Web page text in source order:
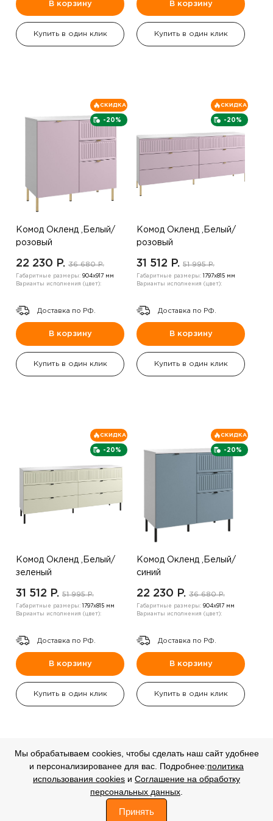
В корзину
Купить в один клик
В корзину
Купить в один клик
-20%
СКИДКА
Комод Окленд ,Белый/
розовый
22 230 P. 36 680 P.
Габаритные размеры: 904х917 мм
Варианты исполнения (цвет):
Доставка по РФ.
В корзину
Купить в один клик
-20%
СКИДКА
Комод Окленд ,Белый/
розовый
31 512 P. 51 995 P.
Габаритные размеры:
1797х815 мм
Варианты исполнения (цвет):
Доставка по РФ.
В корзину
Купить в один клик
-20%
СКИДКА
Комод Окленд ,Белый/
зеленый
31 512 P. 51 995 P.
Габаритные размеры:
1797х815 мм
Варианты исполнения (цвет):
Доставка по РФ.
В корзину
Купить в один клик
-20%
СКИДКА
Комод Окленд ,Белый/
синий
22 230 P. 36 680 P.
Габаритные размеры: 904х917 мм
Варианты исполнения (цвет):
Доставка по РФ.
В корзину
Купить в один клик
-20%
СКИДКА
-20%
СКИДКА
Мы обрабатываем cookies, чтобы сделать наш сайт удобнее
и персонализированее для вас. Подробнее:политика
использования cookies и Соглашение на обработку
персональных данных
Принять